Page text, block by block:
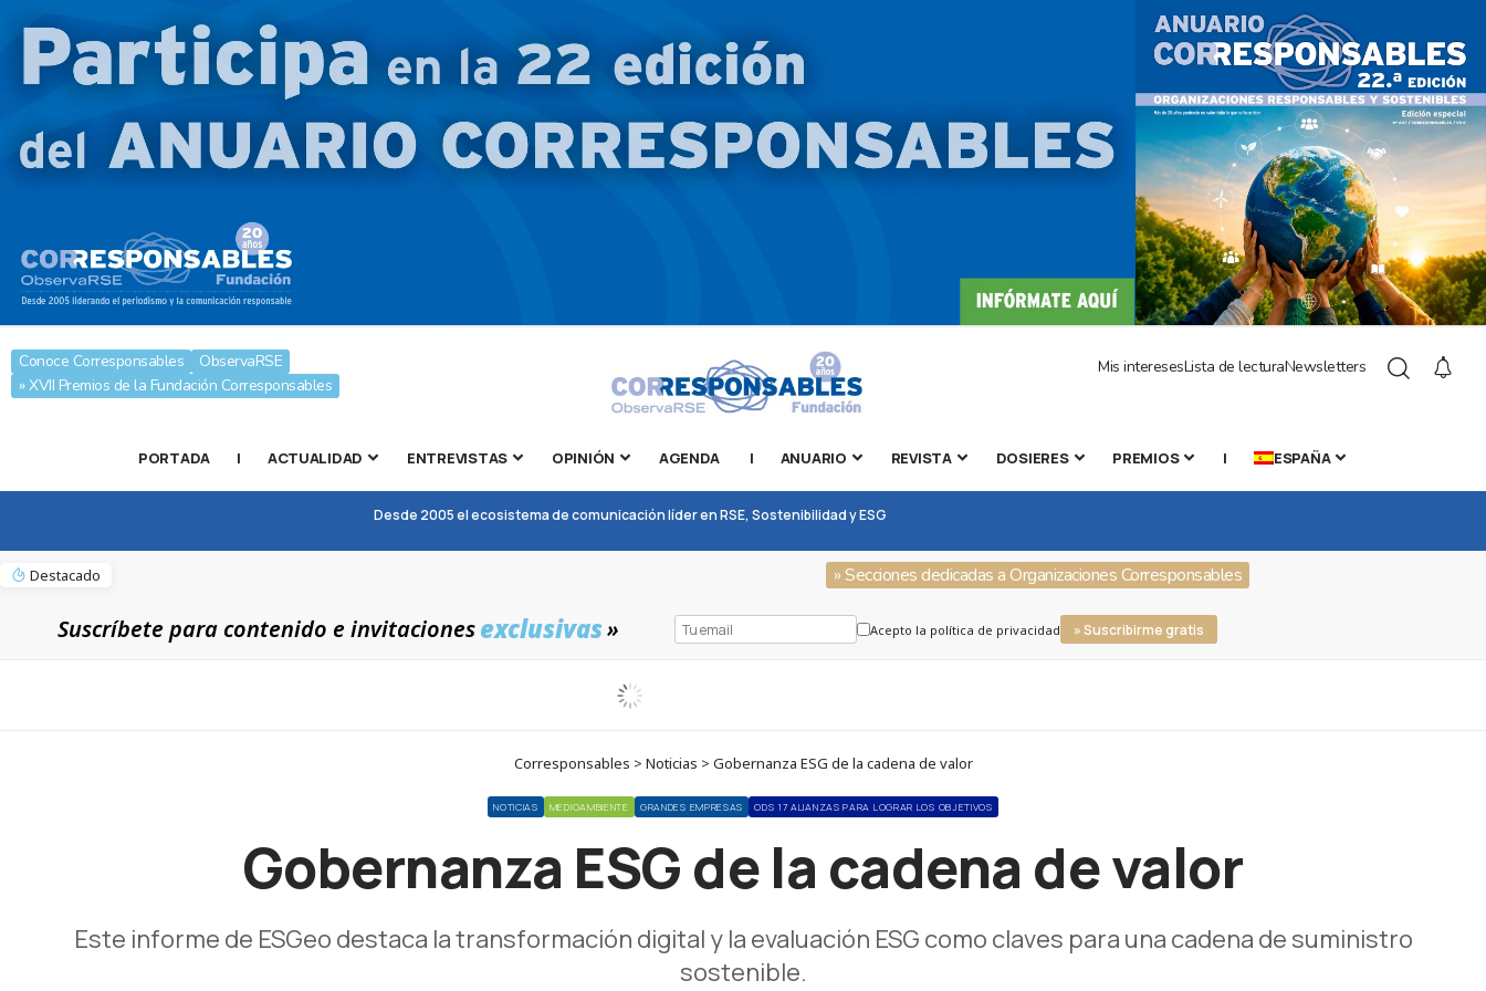
Conoce Corresponsables
ObservaRSE
» XVII Premios de la Fundación Corresponsables
Mis interesesLista de lecturaNewsletters
PORTADA | ACTUALIDAD ENTREVISTAS OPINIÓN AGENDA | ANUARIO REVISTA DOSIERES PREMIOS | ESPAÑA
Desde 2005 el ecosistema de comunicación líder en RSE, Sostenibilidad y ESG
Destacado » Secciones dedicadas a Organizaciones Corresponsables
Suscríbete para contenido e invitacionesexclusivas» Acepto la política de privacidad » Suscribirme gratis
Corresponsables > Noticias > Gobernanza ESG de la cadena de valor
NOTICIAS MEDIOAMBIENTE GRANDES EMPRESAS ODS 17 ALIANZAS PARA LOGRAR LOS OBJETIVOS
Gobernanza ESG de la cadena de valor
Este informe de ESGeo destaca la transformación digital y la evaluación ESG como claves para una cadena de suministro
sostenible.